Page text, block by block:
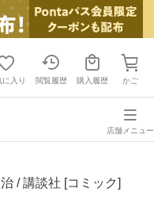
に入り 閲覧履歴 購入履歴 かご
店舗メニュー
/ 講談社 [コミック]